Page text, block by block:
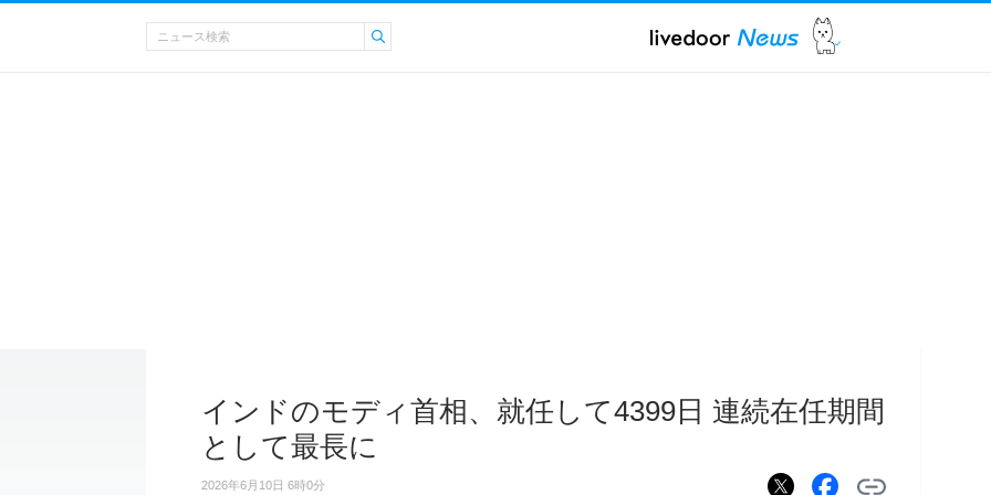
インドのモディ首相、就任して4399日 連続在任期間
として最長に
2026年6月10日 6時0分